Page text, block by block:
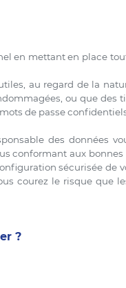
en mettant en place
au regard de la
ou que
de passe
des données
conformant aux
sécurisée
courez le risque que
?